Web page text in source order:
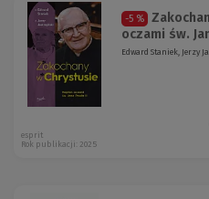
-5 %
oczami św.
Edward Staniek, Jerzy
esprit
Rok publikacji: 2025